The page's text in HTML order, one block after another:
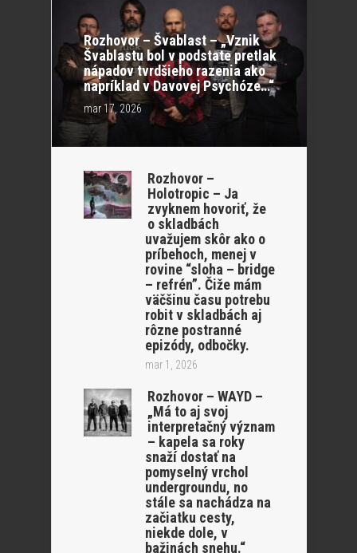
Rozhovor – Švablast – „Vznik
Švablastu bol v podstate pretlak
nápadov tvrdšieho razenia ako
napríklad v Davovej Psychóze…“
mar 17, 2026
Rozhovor –
Holotropic – Ja
zvyknem hovoriť, že
o skladbách
uvažujem skôr ako o
príbehoch, menej v
rovine “sloha – bridge
– refrén”. Čiže mám
väčšinu času potrebu
robit v skladbách aj
rôzne postranné
epizódy, odbočky.
mar 1, 2026
Rozhovor – WAYD –
„Má to aj svoj
interpretačný význam
– kapela sa roky
snaží dostať na
pomyselný vrchol
undergroundu, no
stále sa nachádza na
začiatku cesty,
niekde dole, v
bažinách snehu.“